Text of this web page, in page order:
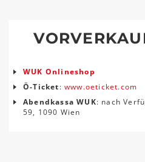
WUK Onlineshop
Ö-Ticket:www.oeticket.com
Abendkassa WUK: nach
59, 1090 Wien